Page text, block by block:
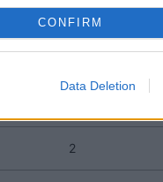
CONFIRM
Data Deletion
2
2